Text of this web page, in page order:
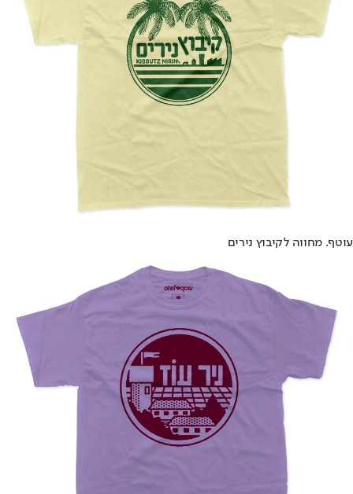
עוטף. מחווה לקיבוץ נירים